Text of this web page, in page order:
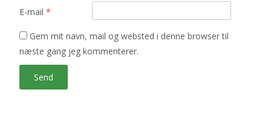
E-mail *
Gem mit navn, mail og websted i denne browser til
næste gang jeg kommenterer.